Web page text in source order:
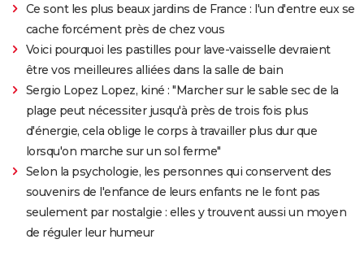
Ce sont les plus beaux jardins de France : l'un d'entre eux se
cache forcément près de chez vous
Voici pourquoi les pastilles pour lave-vaisselle devraient
être vos meilleures alliées dans la salle de bain
Sergio Lopez Lopez, kiné : "Marcher sur le sable sec de la
plage peut nécessiter jusqu'à près de trois fois plus
d'énergie, cela oblige le corps à travailler plus dur que
lorsqu'on marche sur un sol ferme"
Selon la psychologie, les personnes qui conservent des
souvenirs de l'enfance de leurs enfants ne le font pas
seulement par nostalgie : elles y trouvent aussi un moyen
de réguler leur humeur